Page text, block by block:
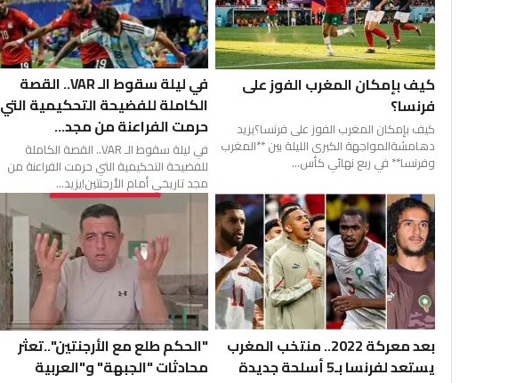
كيف بإمكان المغرب الفوز على
فرنسا؟
كيف بإمكان المغرب الفوز على فرنسا؟يزيد
دهامشةالمواجهة الكبرى الليلة بين **المغرب
وفرنسا** في ربع نهائي كأس...
في ليلة سقوط الـ VAR.. القصة
الكاملة للفضيحة التحكيمية التي
حرمت الفراعنة من مجد...
في ليلة سقوط الـ VAR.. القصة الكاملة
للفضيحة التحكيمية التي حرمت الفراعنة من
مجد تاريخي أمام الأرجنتين!يزيد...
بعد معركة 2022.. منتخب المغرب
يستعد لفرنسا بـ5 أسلحة جديدة
"الحكم طلع مع الأرجنتين"..تعثر
محادثات "الجبهة" و"العربية